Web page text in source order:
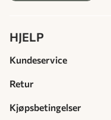
HJELP
Kundeservice
Retur
Kjøpsbetingelser